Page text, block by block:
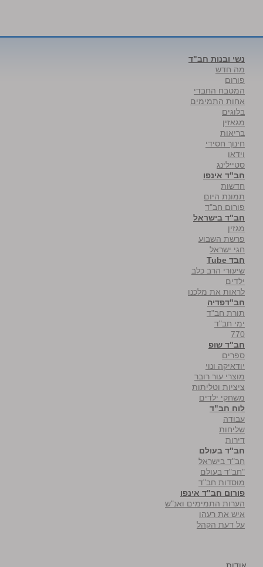
נשי ובנות חב"ד
מה חדש
פורום
המטבח החבדי
אחות התמימים
בלוגים
מגאזין
בריאות
חינוך חסידי
וידאו
סטיילינג
חב"ד אינפו
חדשות
תמונת היום
פורום חב"ד
חב"ד בישראל
מגזין
פרשת השבוע
חגי ישראל
חבד Tube
שיעורי הרב כלב
ילדים
לראות את מלכנו
חב"דפדיה
תורת חב"ד
ימי חב"ד
770
חב"ד שופ
ספרים
יודאיקה ונוי
מוצרי עור רובר
ציציות וטליתות
משחקי ילדים
לוח חב"ד
עבודה
שליחות
דירות
חב"ד בעולם
חב"ד בישראל
"חב"ד בעולם
מוסדות חב"ד
פורום חב"ד אינפו
הערות התמימים ואנ"ש
איש את רעהו
על דעת הקהל
אודות